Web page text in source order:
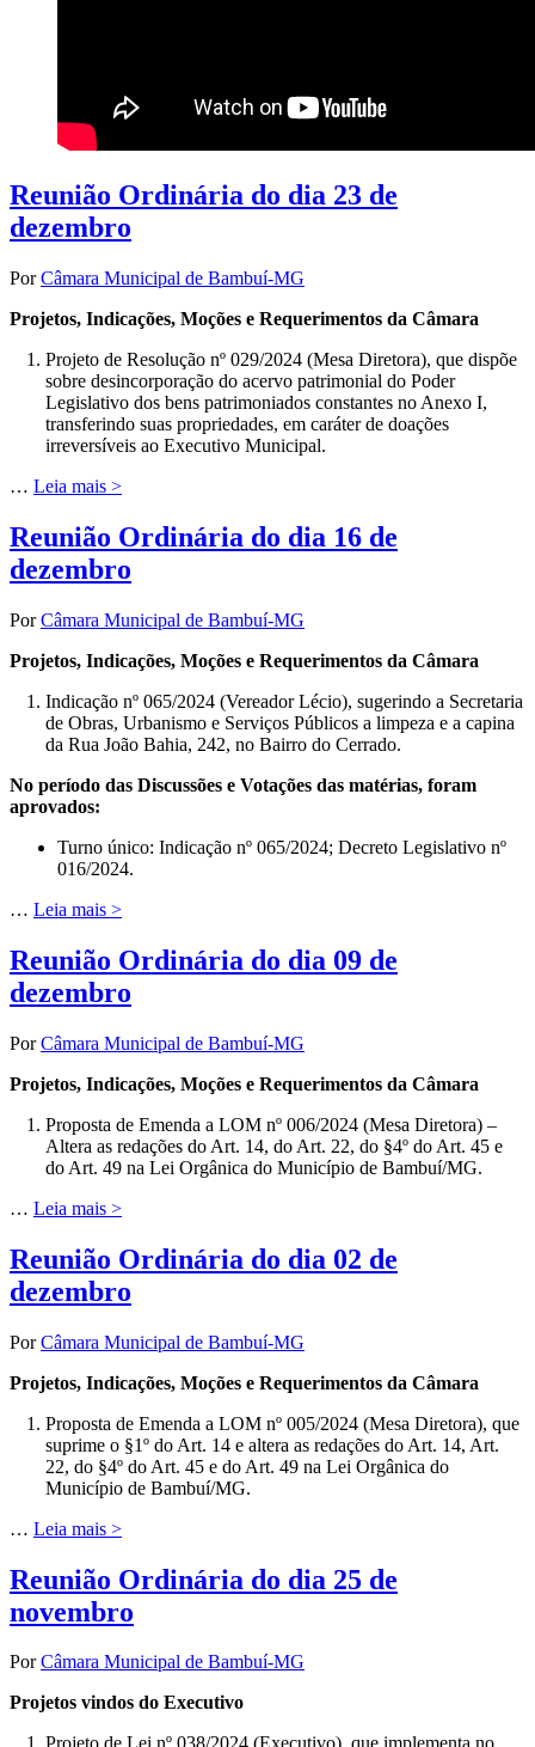
Reunião Ordinária do dia 23 de
dezembro
PorCâmara Municipal de Bambuí-MG
Projetos, Indicações, Moções e Requerimentos da Câmara
Projeto de Resolução nº 029/2024 (Mesa Diretora), que dispõe
sobre desincorporação do acervo patrimonial do Poder
Legislativo dos bens patrimoniados constantes no Anexo I,
transferindo suas propriedades, em caráter de doações
irreversíveis ao Executivo Municipal.
… Leia mais >
Reunião Ordinária do dia 16 de
dezembro
PorCâmara Municipal de Bambuí-MG
Projetos, Indicações, Moções e Requerimentos da Câmara
Indicação nº 065/2024 (Vereador Lécio), sugerindo a Secretaria
de Obras, Urbanismo e Serviços Públicos a limpeza e a capina
da Rua João Bahia, 242, no Bairro do Cerrado.
No período das Discussões e Votações das matérias, foram
aprovados:
Turno único: Indicação nº 065/2024; Decreto Legislativo nº
016/2024.
… Leia mais >
Reunião Ordinária do dia 09 de
dezembro
PorCâmara Municipal de Bambuí-MG
Projetos, Indicações, Moções e Requerimentos da Câmara
Proposta de Emenda a LOM nº 006/2024 (Mesa Diretora) –
Altera as redações do Art. 14, do Art. 22, do §4º do Art. 45 e
do Art. 49 na Lei Orgânica do Município de Bambuí/MG.
… Leia mais >
Reunião Ordinária do dia 02 de
dezembro
PorCâmara Municipal de Bambuí-MG
Projetos, Indicações, Moções e Requerimentos da Câmara
Proposta de Emenda a LOM nº 005/2024 (Mesa Diretora), que
suprime o §1º do Art. 14 e altera as redações do Art. 14, Art.
22, do §4º do Art. 45 e do Art. 49 na Lei Orgânica do
Município de Bambuí/MG.
… Leia mais >
Reunião Ordinária do dia 25 de
novembro
PorCâmara Municipal de Bambuí-MG
Projetos vindos do Executivo